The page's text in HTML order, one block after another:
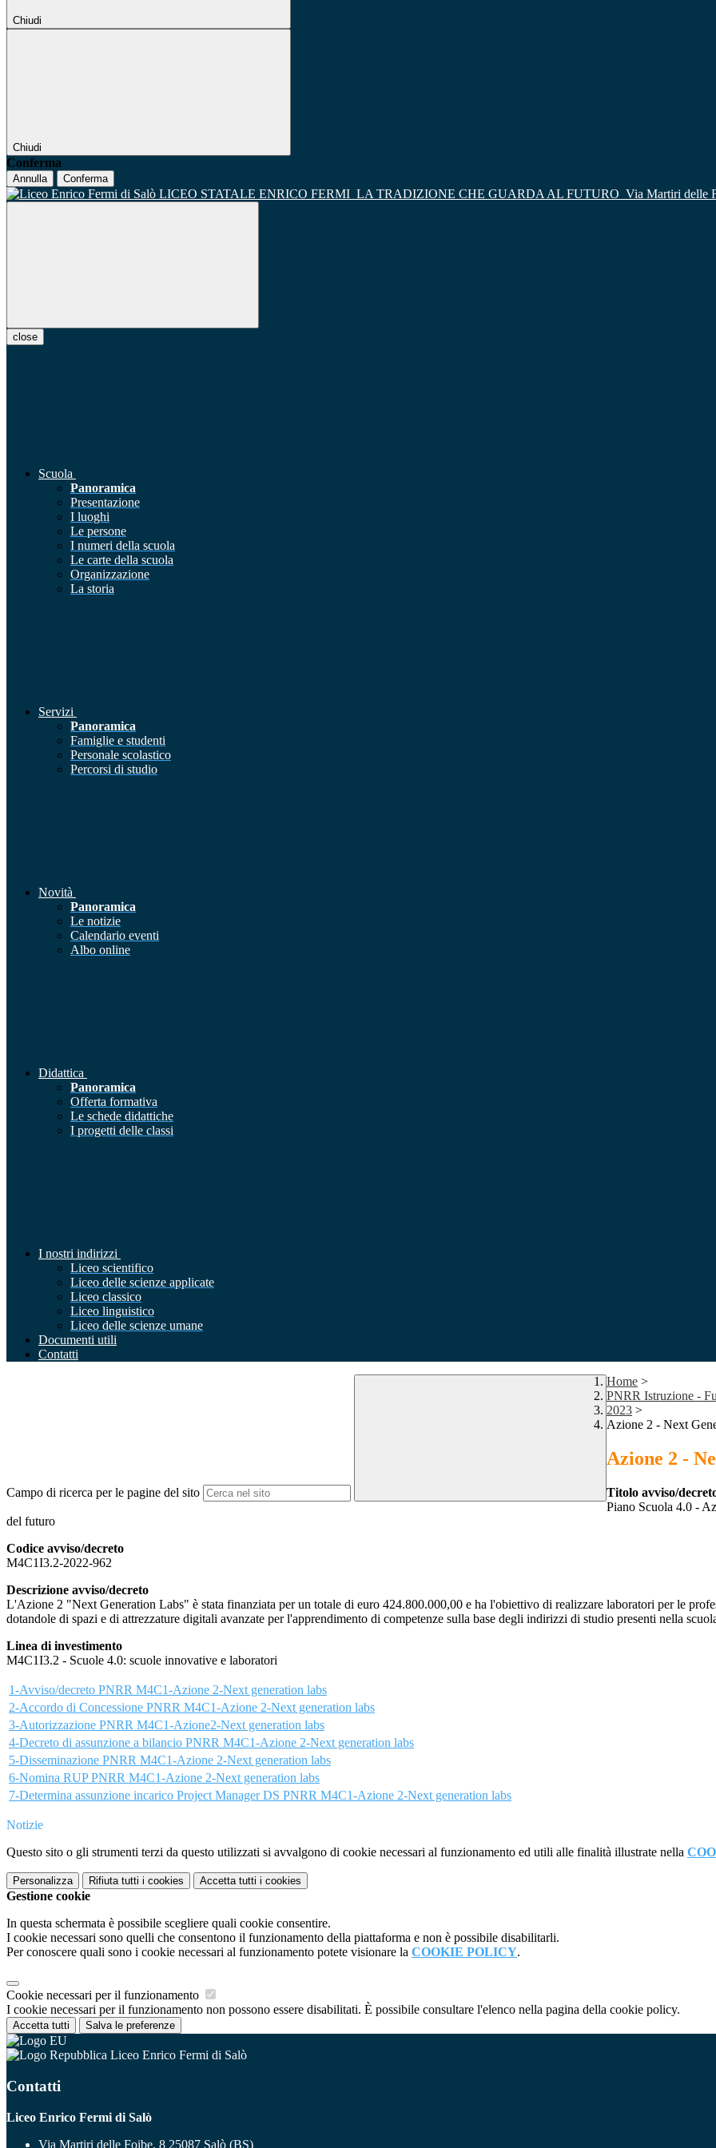
Chiudi
Chiudi
Conferma
Annulla Conferma
LICEO STATALE ENRICO FERMI LA TRADIZIONE CHE GUARDA AL FUTURO Via Martiri delle
close
Scuola
Panoramica
Presentazione
I luoghi
Le persone
I numeri della scuola
Le carte della scuola
Organizzazione
La storia
Servizi
Panoramica
Famiglie e studenti
Personale scolastico
Percorsi di studio
Novità
Panoramica
Le notizie
Calendario eventi
Albo online
Didattica
Panoramica
Offerta formativa
Le schede didattiche
I progetti delle classi
I nostri indirizzi
Liceo scientifico
Liceo delle scienze applicate
Liceo classico
Liceo linguistico
Liceo delle scienze umane
Documenti utili
Contatti
Campo di ricerca per le pagine del sito
Home >
PNRR Istruzione -
2023 >
Azione 2 - Next
Azione 2 -
Titolo avviso/
Piano Scuola 4.0 -
del futuro
Codice avviso/decreto
M4C1I3.2-2022-962
Descrizione avviso/decreto
L'Azione 2 "Next Generation Labs" è stata finanziata per un totale di euro 424.800.000,00 e ha l'obiettivo di realizzare laboratori per le
dotandole di spazi e di attrezzature digitali avanzate per l'apprendimento di competenze sulla base degli indirizzi di studio presenti nella
Linea di investimento
M4C1I3.2 - Scuole 4.0: scuole innovative e laboratori
1-Avviso/decreto PNRR M4C1-Azione 2-Next generation labs
2-Accordo di Concessione PNRR M4C1-Azione 2-Next generation labs
3-Autorizzazione PNRR M4C1-Azione2-Next generation labs
4-Decreto di assunzione a bilancio PNRR M4C1-Azione 2-Next generation labs
5-Disseminazione PNRR M4C1-Azione 2-Next generation labs
6-Nomina RUP PNRR M4C1-Azione 2-Next generation labs
7-Determina assunzione incarico Project Manager DS PNRR M4C1-Azione 2-Next generation labs
Notizie
Questo sito o gli strumenti terzi da questo utilizzati si avvalgono di cookie necessari al funzionamento ed utili alle finalità illustrate nella
Personalizza Rifiuta tutti i cookies Accetta tutti i cookies
Gestione cookie
In questa schermata è possibile scegliere quali cookie consentire.
I cookie necessari sono quelli che consentono il funzionamento della piattaforma e non è possibile disabilitarli.
Per conoscere quali sono i cookie necessari al funzionamento potete visionare la COOKIE POLICY.
Cookie necessari per il funzionamento
I cookie necessari per il funzionamento non possono essere disabilitati. È possibile consultare l'elenco nella pagina della cookie policy.
Accetta tutti Salva le preferenze
Liceo Enrico Fermi di Salò
Contatti
Liceo Enrico Fermi di Salò
Via Martiri delle Foibe, 8 25087 Salò (BS)